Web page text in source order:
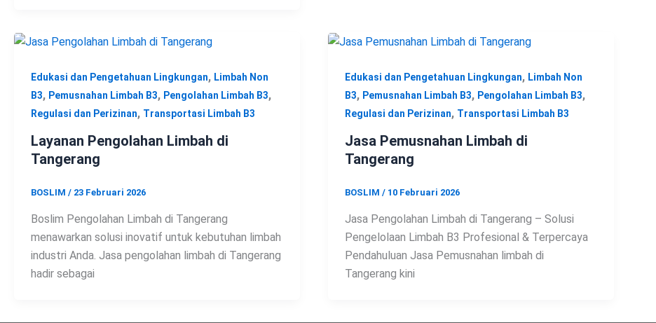
Edukasi dan Pengetahuan Lingkungan, Limbah Non
B3, Pemusnahan Limbah B3, Pengolahan Limbah B3,
Regulasi dan Perizinan, Transportasi Limbah B3
Layanan Pengolahan Limbah di
Tangerang
BOSLIM / 23 Februari 2026
Boslim Pengolahan Limbah di Tangerang
menawarkan solusi inovatif untuk kebutuhan limbah
industri Anda. Jasa pengolahan limbah di Tangerang
hadir sebagai
Edukasi dan Pengetahuan Lingkungan, Limbah Non
B3, Pemusnahan Limbah B3, Pengolahan Limbah B3,
Regulasi dan Perizinan, Transportasi Limbah B3
Jasa Pemusnahan Limbah di
Tangerang
BOSLIM / 10 Februari 2026
Jasa Pengolahan Limbah di Tangerang – Solusi
Pengelolaan Limbah B3 Profesional & Terpercaya
Pendahuluan Jasa Pemusnahan limbah di
Tangerang kini